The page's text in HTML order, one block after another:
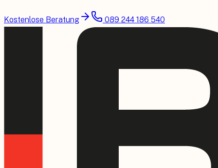
Kostenlose Beratung 089 244 186 540